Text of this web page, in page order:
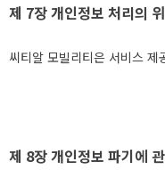
제 7장 개인정보 처리의
씨티알 모빌리티은 서비스
제 8장 개인정보 파기에